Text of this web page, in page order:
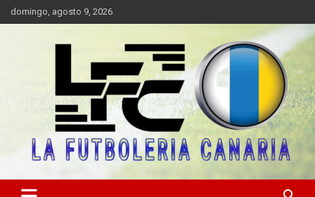
Saltar
al
domingo, agosto 9, 2026
LA FUTBOLERIA CANARIA
play.